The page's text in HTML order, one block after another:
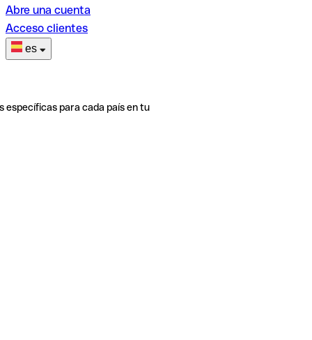
Abre una cuenta
Acceso clientes
es
específicas para cada país en tu